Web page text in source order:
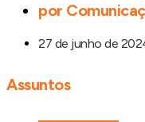
por
27 de junho de
Assuntos